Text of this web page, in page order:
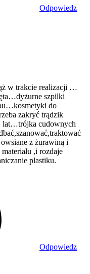
Odpowiedz
w trakcie realizacji …
szpilki
do
zakryć trądzik
lat…trójka cudownych
z żurawiną i
,i rozdaje
plastiku.
Odpowiedz